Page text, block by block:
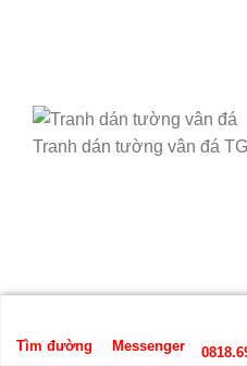
Tranh dán tường vân đá
Tìm đường Messenger